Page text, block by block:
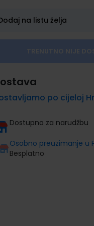
na listu želja
po cijeloj
Dostupno za narudžbu
Osobno preuzimanje u
Besplatno